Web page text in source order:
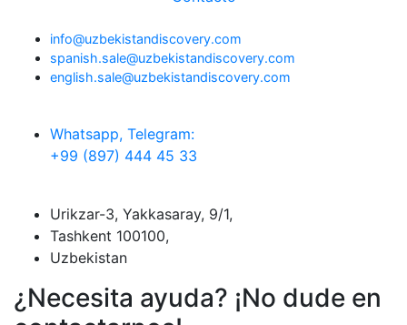
info@uzbekistandiscovery.com
spanish.sale@uzbekistandiscovery.com
english.sale@uzbekistandiscovery.com
Whatsapp, Telegram:
+99 (897) 444 45 33
Urikzar-3, Yakkasaray, 9/1,
Tashkent 100100,
Uzbekistan
¿Necesita ayuda? ¡No dude en